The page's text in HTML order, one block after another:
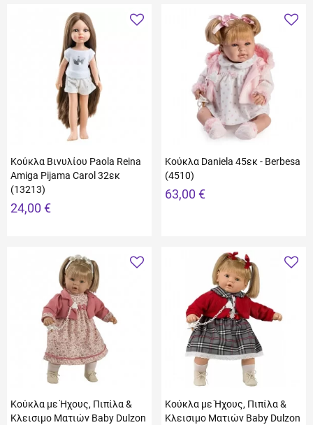
Κούκλα Βινυλίου Paola Reina
Amiga Pijama Carol 32εκ
(13213)
24,00 €
Κούκλα Daniela 45εκ - Berbesa
(4510)
63,00 €
Κούκλα με Ήχους, Πιπίλα &
Κλεισιμο Ματιών Baby Dulzon
Κούκλα με Ήχους, Πιπίλα &
Κλεισιμο Ματιών Baby Dulzon